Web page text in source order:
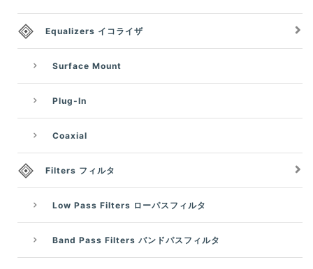
Equalizers イコライザ
Surface Mount
Plug-In
Coaxial
Filters フィルタ
Low Pass Filters ローパスフィルタ
Band Pass Filters バンドパスフィルタ